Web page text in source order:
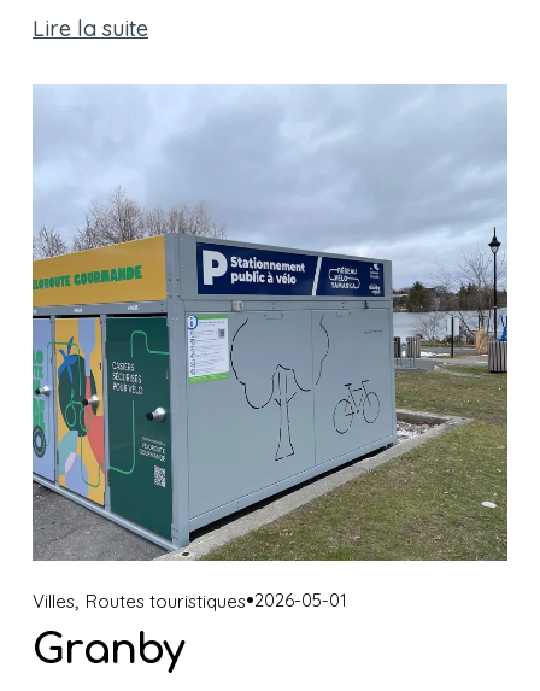
Lire la suite
Villes, Routes touristiques 2026-05-01
Granby